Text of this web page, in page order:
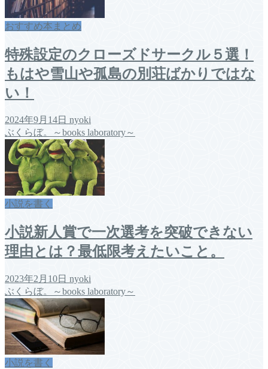
おすすめ本まとめ
特殊設定のクローズドサークル５選！
もはや雪山や孤島の別荘ばかりではな
い！
2024年9月14日 nyoki
ぶくらぼ。～books laboratory～
小説を書く
小説新人賞で一次選考を突破できない
理由とは？最低限考えたいこと。
2023年2月10日 nyoki
ぶくらぼ。～books laboratory～
小説を書く